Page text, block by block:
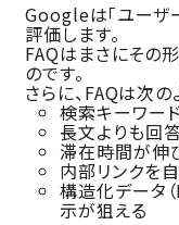
Googleは「ユーザ
評価します。
FAQはまさにその
のです。
さらに、FAQは次
検索キーワー
長文よりも回
滞在時間が伸
内部リンクを
構造化データ
示が狙える